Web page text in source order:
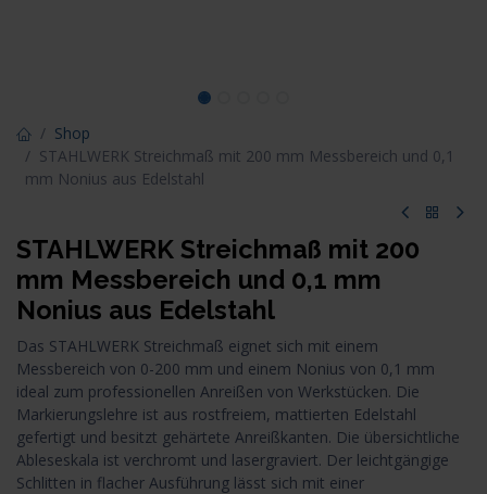
Shop
STAHLWERK Streichmaß mit 200 mm Messbereich und 0,1
mm Nonius aus Edelstahl
STAHLWERK Streichmaß mit 200
mm Messbereich und 0,1 mm
Nonius aus Edelstahl
Das STAHLWERK Streichmaß eignet sich mit einem
Messbereich von 0-200 mm und einem Nonius von 0,1 mm
ideal zum professionellen Anreißen von Werkstücken. Die
Markierungslehre ist aus rostfreiem, mattierten Edelstahl
gefertigt und besitzt gehärtete Anreißkanten. Die übersichtliche
Ableseskala ist verchromt und lasergraviert. Der leichtgängige
Schlitten in flacher Ausführung lässt sich mit einer